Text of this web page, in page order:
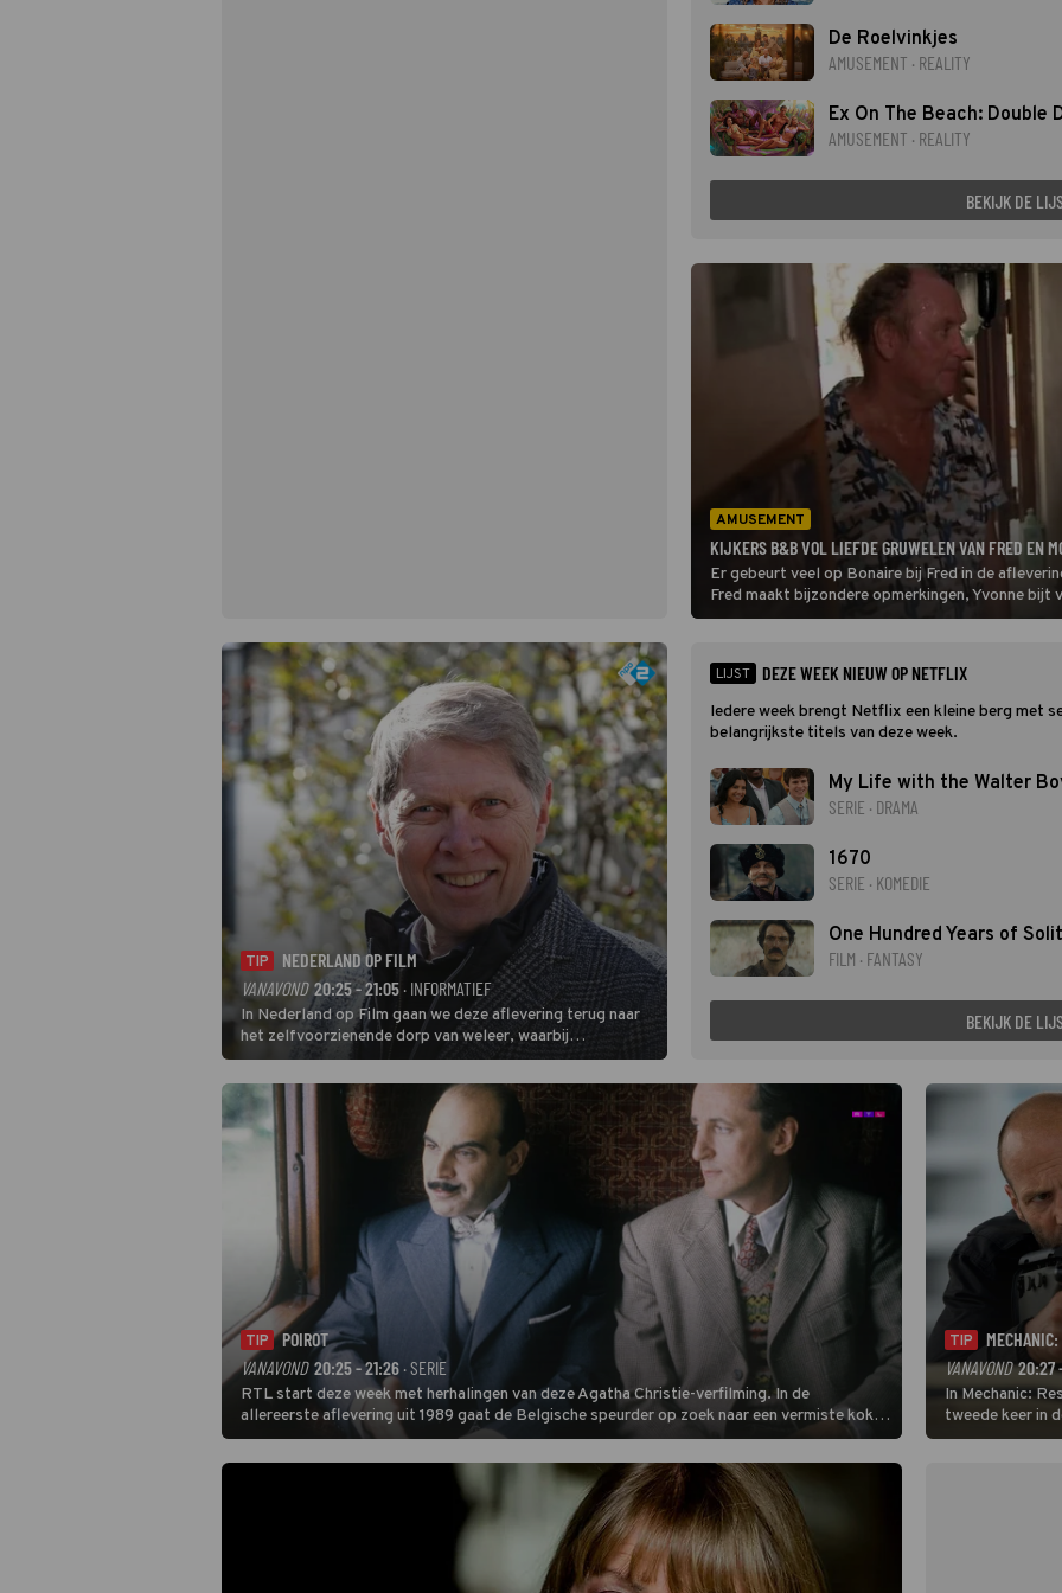
De Roelvinkjes
AMUSEMENT · REALITY
Ex On The Beach: Double
AMUSEMENT · REALITY
BEKIJK DE
AMUSEMENT
KIJKERS B&B VOL LIEFDE GRUWELEN VAN FRED EN
Er gebeurt veel op Bonaire bij Fred in de
Fred maakt bijzondere opmerkingen, Yvonne bijt
TIP
NEDERLAND OP FILM
VANAVOND 20:25 - 21:05 · INFORMATIEF
In Nederland op Film gaan we deze aflevering terug naar
het zelfvoorzienende dorp van weleer, waarbij
presentator Wim Daniëls de kijkers meeneemt op reis
door de tijd aan de hand van unieke amateurbeelden uit
verschillende decennia. (HH)
LIJST DEZE WEEK NIEUW OP NETFLIX
Iedere week brengt Netflix een kleine berg met
belangrijkste titels van deze week.
My Life with the Walter
SERIE · DRAMA
1670
SERIE · KOMEDIE
One Hundred Years of
FILM · FANTASY
BEKIJK DE
TIP
POIROT
VANAVOND 20:25 - 21:26 · SERIE
RTL start deze week met herhalingen van deze Agatha Christie-verfilming. In de
allereerste aflevering uit 1989 gaat de Belgische speurder op zoek naar een vermiste kok.
Poirot raakt al snel verwikkeld in een moordzaak. (HH)
TIP
MECHANIC:
VANAVOND 20:27
In Mechanic:
tweede keer in
Bishop, waarna